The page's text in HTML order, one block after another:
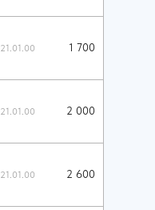
2 600
2 000
1 700